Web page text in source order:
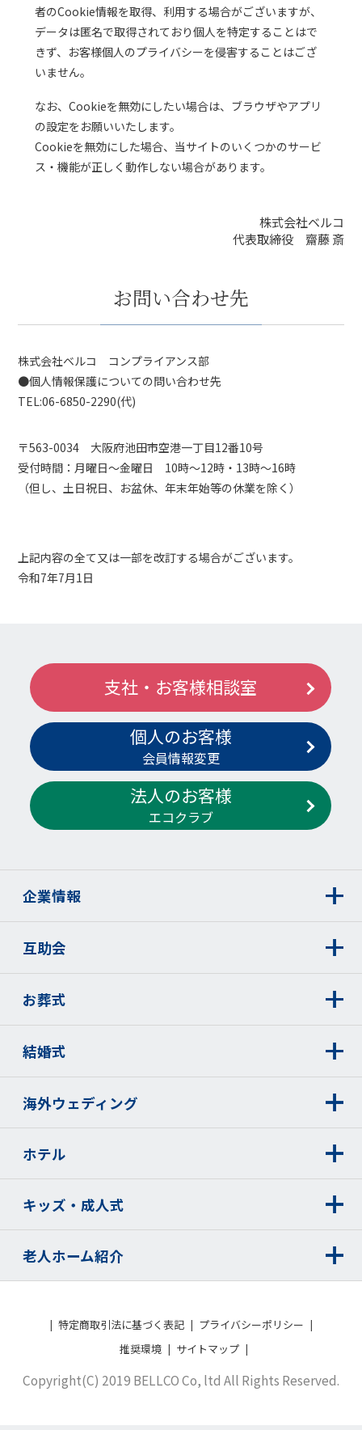
者のCookie情報を取得、利用する場合がございますが、
データは匿名で取得されており個人を特定することはで
きず、お客様個人のプライバシーを侵害することはござ
いません。
なお、Cookieを無効にしたい場合は、ブラウザやアプリ
の設定をお願いいたします。
Cookieを無効にした場合、当サイトのいくつかのサービ
ス・機能が正しく動作しない場合があります。
株式会社ベルコ
代表取締役 齋藤 斎
お問い合わせ先
株式会社ベルコ コンプライアンス部
●個人情報保護についての問い合わせ先
TEL:06-6850-2290(代)
〒563-0034 大阪府池田市空港一丁目12番10号
受付時間：月曜日～金曜日 10時～12時・13時～16時
（但し、土日祝日、お盆休、年末年始等の休業を除く）
上記内容の全て又は一部を改訂する場合がございます。
令和7年7月1日
支社・お客様相談室
個人のお客様
会員情報変更
法人のお客様
エコクラブ
企業情報
互助会
お葬式
結婚式
海外ウェディング
ホテル
キッズ・成人式
老人ホーム紹介
特定商取引法に基づく表記
プライバシーポリシー
推奨環境
サイトマップ
Copyright(C) 2019 BELLCO Co, ltd All Rights Reserved.